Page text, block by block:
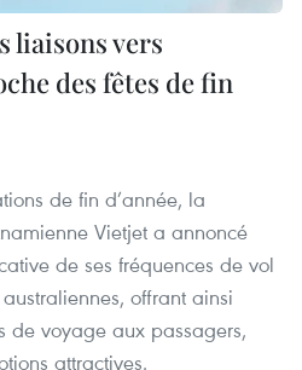
liaisons vers
des fêtes de fin
de fin d’année, la
Vietjet a annoncé
de ses fréquences de vol
offrant ainsi
de voyage aux passagers,
attractives.